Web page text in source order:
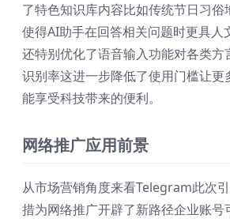
了特色知识库内容比如传统节日习俗
使得AI助手在回答相关问题时更具人
还特别优化了语音输入功能对各类方
识别率这进一步降低了使用门槛让更
能享受科技带来的便利。
网络推广应用前景
从市场营销角度来看Telegram此次
措为网络推广开辟了新路径企业账号